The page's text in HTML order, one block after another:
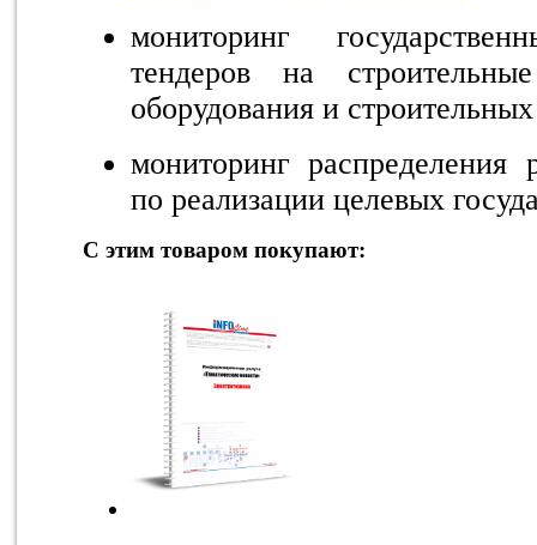
мониторинг
тендеров на
оборудования и
мониторинг распределения
по реализации целевых
С этим товаром покупают: